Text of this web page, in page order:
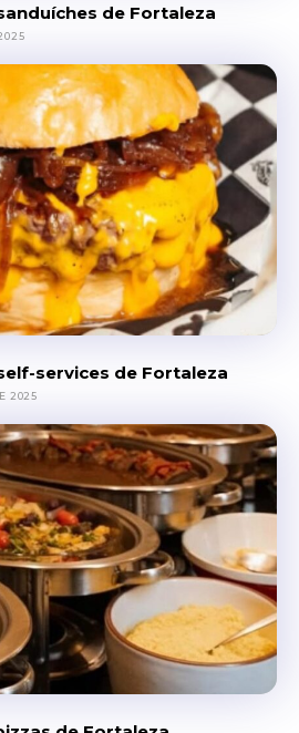
de Fortaleza
services de Fortaleza
2025